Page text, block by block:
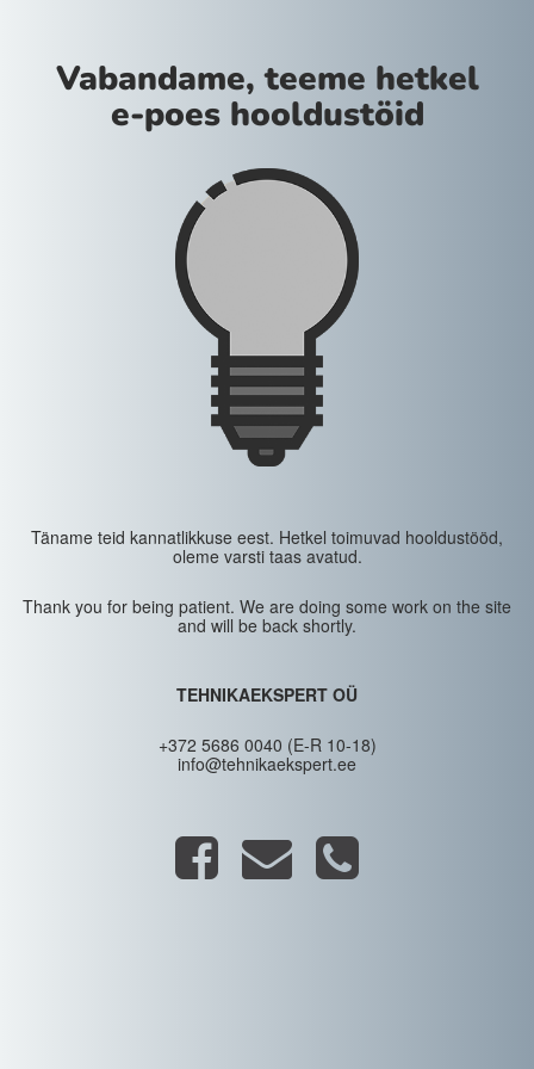
Vabandame, teeme hetkel
e-poes hooldustöid
Täname teid kannatlikkuse eest. Hetkel toimuvad hooldustööd,
oleme varsti taas avatud.
Thank you for being patient. We are doing some work on the site
and will be back shortly.
TEHNIKAEKSPERT OÜ
+372 5686 0040 (E-R 10-18)
info@tehnikaekspert.ee